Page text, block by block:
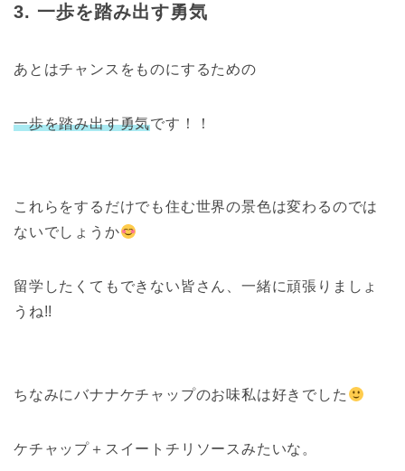
3. 一歩を踏み出す勇気
あとはチャンスをものにするための
一歩を踏み出す勇気です！！
これらをするだけでも住む世界の景色は変わるのでは
ないでしょうか
留学したくてもできない皆さん、一緒に頑張りましょ
うね!!
ちなみにバナナケチャップのお味私は好きでした
ケチャップ＋スイートチリソースみたいな。